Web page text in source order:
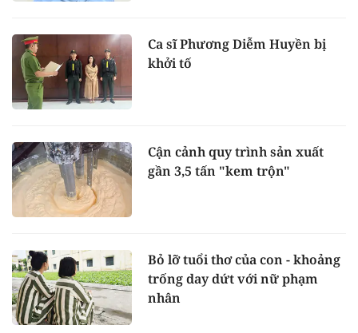
Ca sĩ Phương Diễm Huyền bị
khởi tố
Cận cảnh quy trình sản xuất
gần 3,5 tấn "kem trộn"
Bỏ lỡ tuổi thơ của con - khoảng
trống day dứt với nữ phạm
nhân